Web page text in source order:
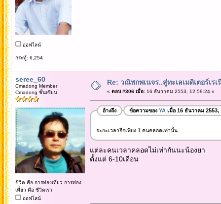
ออฟไลน์
กระทู้: 6,254
seree_60
Cmadong Member
Cmadong ชั้นเซียน
ชีวิต คือ การท่องเที่ยว การท่อง
เที่ยว คือ ชีวิตเรา
ออฟไลน์
Re: วณิพกพเนจร..สู่ทะเลเมดิเตอร์เร
« ตอบ #306 เมื่อ:16 ธันวาคม 2553, 12:59:24 »
อ้างถึง ข้อความของ YAเมื่อ 16 ธันวาคม 2553,
ระยะเวลาอีกเพียง 1 คนคลอดเท่านั้น
แต่ละคนเวลาคลอดไม่เท่ากันนะน้องยา
ตั้งแต่ 6-10เดือน